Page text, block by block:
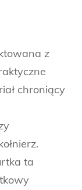
z
chroniący
ta